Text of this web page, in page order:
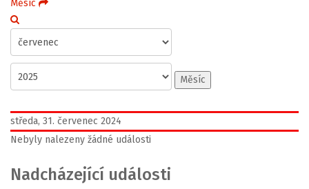
Měsíc
Měsíc
středa, 31. červenec 2024
Nebyly nalezeny žádné události
Nadcházející události